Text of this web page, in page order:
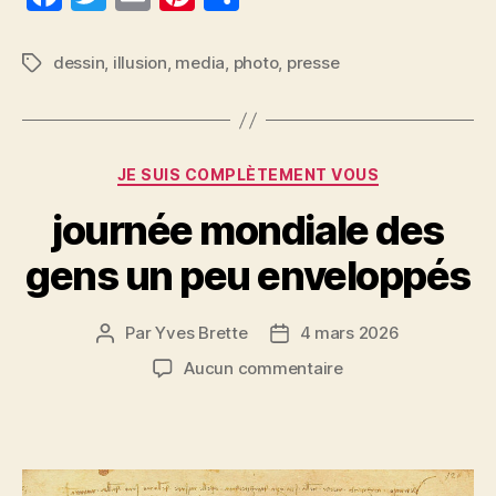
c
b
k
itt ai er
t
rt
a
g
er
Étiquettes
dessin, illusion, media, photo, presse
Catégories
JE SUIS COMPLÈTEMENT VOUS
journée mondiale des
gens un peu enveloppés
Auteur
l’article
ParYves Brette
Date4 mars 2026
Aucun commentairesur
un